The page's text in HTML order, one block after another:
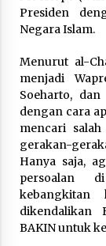
Presiden
Negara Islam.
Menurut al-
menjadi
Soeharto,
dengan cara
mencari
gerakan-
Hanya saja,
persoalan
dikendalikan
BAKIN untuk